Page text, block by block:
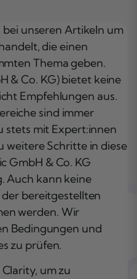
bei unseren Artikeln um
die einen
Thema geben.
& Co. KG) bietet keine
Empfehlungen aus.
sind immer
stets mit Expert:innen
weitere Schritte in diese
GmbH & Co. KG
Auch kann keine
bereitgestellten
werden. Wir
Bedingungen und
zu prüfen.
um zu